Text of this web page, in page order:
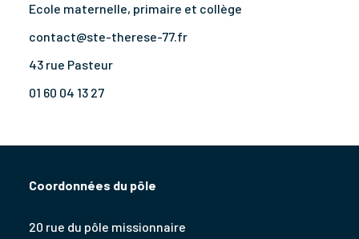
Ecole maternelle, primaire et collège
contact@ste-therese-77.fr
43 rue Pasteur
01 60 04 13 27
Coordonnées du pôle
20 rue du pôle missionnaire